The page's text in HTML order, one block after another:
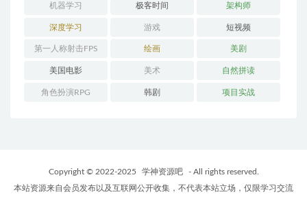
机器学习 极客时间 架构师
深度学习 游戏 短视频
第一人称射击FPS 绘画 美剧
美国电影 美术 自然拼读
角色扮演RPG 韩剧 项目实战
Copyright © 2022-2025 学神资源吧
- All rights reserved.
本站资源来自会员发布以及互联网公开收集，不代表本站立场，仅限学习交流